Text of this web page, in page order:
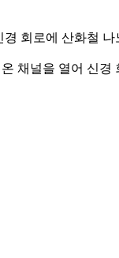
회로에 산화철
채널을 열어 신